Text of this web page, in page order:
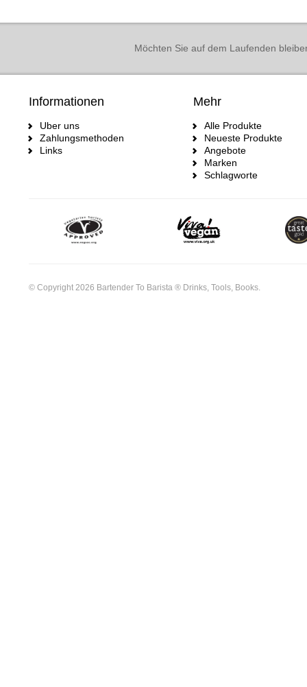
Möchten Sie auf dem Laufenden
Informationen
Uber uns
Zahlungsmethoden
Links
Mehr
Alle Produkte
Neueste Produkte
Angebote
Marken
Schlagworte
© Copyright 2026 Bartender To Barista ® Drinks, Tools, Books.